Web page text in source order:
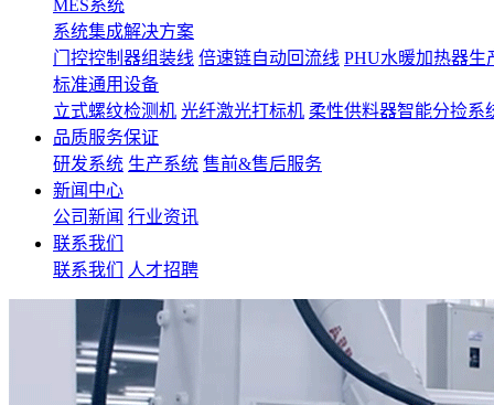
MES系统
系统集成解决方案
门控控制器组装线 倍速链自动回流线 PHU水暖加热器生
标准通用设备
立式螺纹检测机 光纤激光打标机 柔性供料器智能分捡系
品质服务保证
研发系统 生产系统 售前&售后服务
新闻中心
公司新闻 行业资讯
联系我们
联系我们
人才招聘